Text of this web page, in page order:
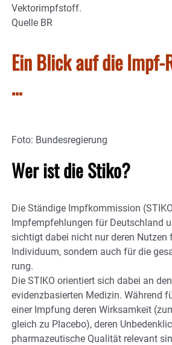
Vektorimpfstoff.
Quelle BR
Ein Blick auf die Impf-
…
Foto: Bundesregierung
Wer ist die Stiko?
Die Stän­dige Impf­kom­mis­sion
Impf­em­pfehl­ungen für Deutsch­land
sichtigt dabei nicht nur deren Nutzen
Indivi­duum, sondern auch für die
rung.
Die STIKO orientiert sich dabei an
evi­denz­basierten Me­dizin. Während
einer Imp­fung deren Wirk­sam­keit
gleich zu Place­bo), deren
pharma­zeutische Qualität re­le­vant